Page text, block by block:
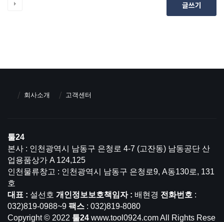
글쓰기
회사소개 고객센터
툴24
본사 : 인천광역시 남동구 은청로 4-7 (고잔동) 남동공단 산
업용품상가 A 124,125
인천물류창고 : 인천광역시 남동구 은청로9, A동130로, 131
호
대표 : 설선호 개인정보보호책임자 : 배현경 전화번호 :
032)819-0988~9 팩스 : 032)819-8080
Copyright © 2022 툴24 www.tool0924.com All Rights Rese